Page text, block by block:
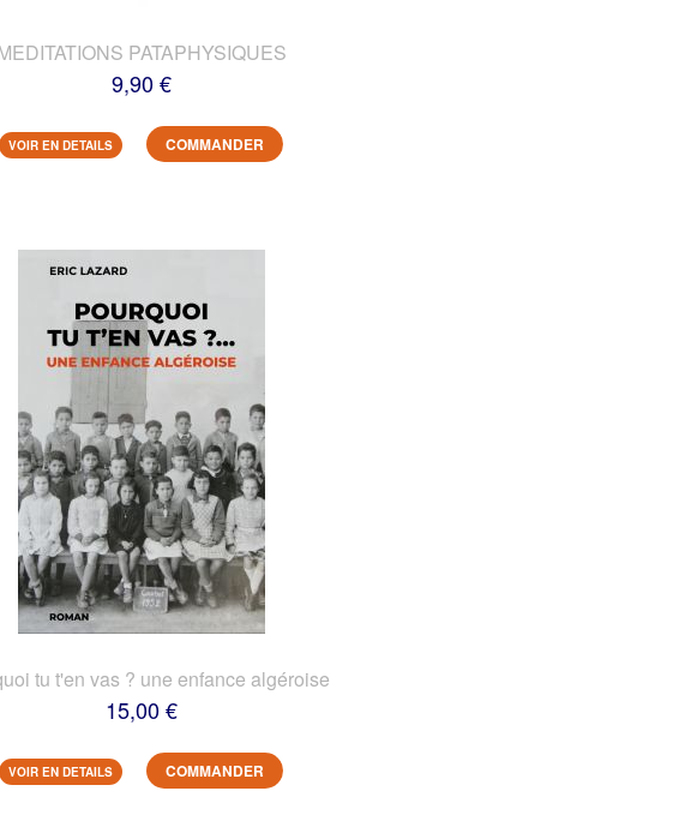
PATAPHYSIQUES
9,90 €
VOIR EN DETAILS COMMANDER
tu t'en vas ? une enfance algéroise
15,00 €
VOIR EN DETAILS COMMANDER